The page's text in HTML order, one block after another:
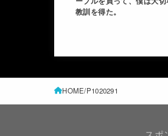
教訓を得た。
HOME P1020291